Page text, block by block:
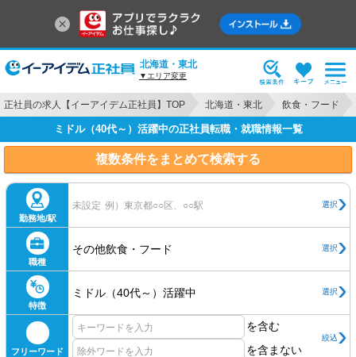
北海道・東北
▼エリア変更
正社員の求人【イーアイデム正社員】TOP 北海道・東北 飲食・フード
ミドル（40代～）活躍中の正社員転職・就職情報一覧
複数条件をまとめて検索する
勤務地/駅
未設定 例）東京都○○区、○○駅 選択
職種
その他飲食・フード 選択
特徴
ミドル（40代～）活躍中 選択
フリーワード
を含む
を含まない
絞込